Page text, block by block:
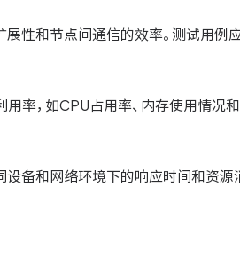
性和节点间通信的效率。测试用例
率，如CPU占用率、内存使用情况
备和网络环境下的响应时间和资源